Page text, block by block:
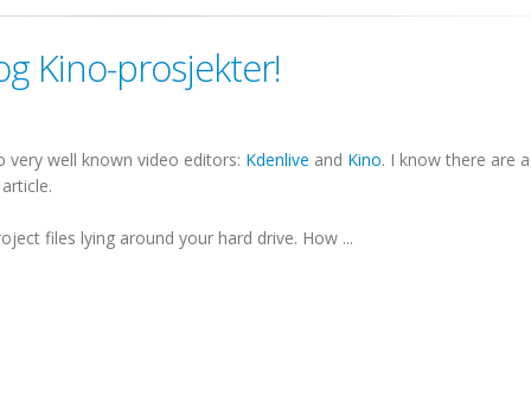
Kino-prosjekter!
well known video editors: Kdenlive and Kino. I know there are
files lying around your hard drive. How ...